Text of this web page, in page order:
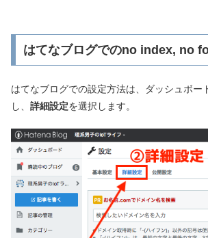
はてなブログでのno index, no
はてなブログでの設定方法は、ダッシュボー
し、 詳細設定を選択します。